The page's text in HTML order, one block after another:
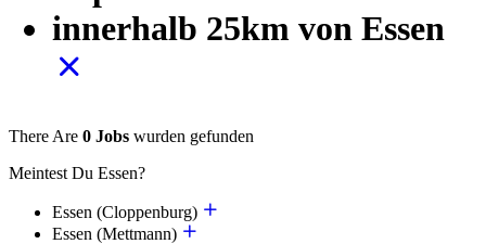
innerhalb 25km von Essen
There Are 0 Jobs wurden gefunden
Meintest Du Essen?
Essen (Cloppenburg)
Essen (Mettmann)